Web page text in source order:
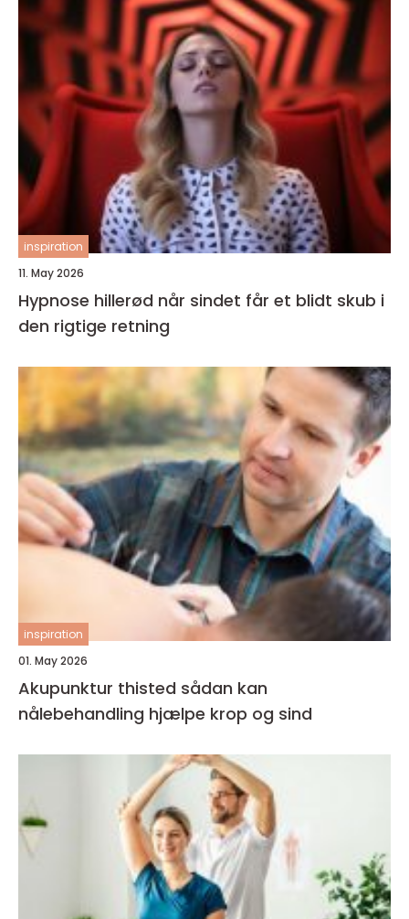
inspiration
11. May 2026
Hypnose hillerød når sindet får et blidt skub i
den rigtige retning
inspiration
01. May 2026
Akupunktur thisted sådan kan
nålebehandling hjælpe krop og sind